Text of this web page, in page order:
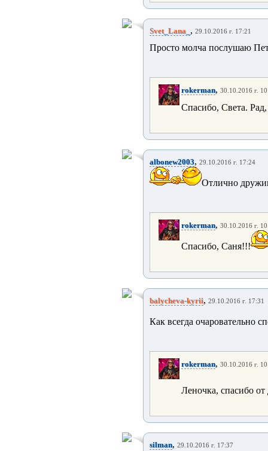
Svet_Lana_ , 29.10.2016 г. 17:21
Просто молча послушаю
rokerman, 30.10.2016 г.
Спасибо, Света.
albonew2003, 29.10.2016 г. 17:24
Отлично
rokerman, 30.10.2016 г.
Спасибо, Саня!!!
balycheva-kyrii, 29.10.2016 г. 17:31
Как всегда очаровательно
rokerman, 30.10.2016 г.
Леночка, спасибо
silman, 29.10.2016 г. 17:37